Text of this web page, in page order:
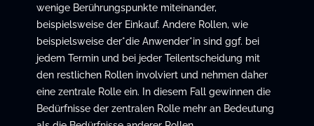
wenige Berührungspunkte miteinander,
beispielsweise der Einkauf. Andere Rollen, wie
beispielsweise der*die Anwender*in sind ggf. bei
jedem Termin und bei jeder Teilentscheidung mit
den restlichen Rollen involviert und nehmen daher
eine zentrale Rolle ein. In diesem Fall gewinnen die
Bedürfnisse der zentralen Rolle mehr an Bedeutung